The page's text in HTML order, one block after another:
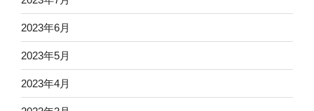
2023年6月
2023年5月
2023年4月